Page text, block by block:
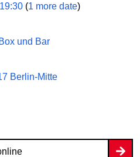
(1 more date)
und Bar
Berlin-Mitte